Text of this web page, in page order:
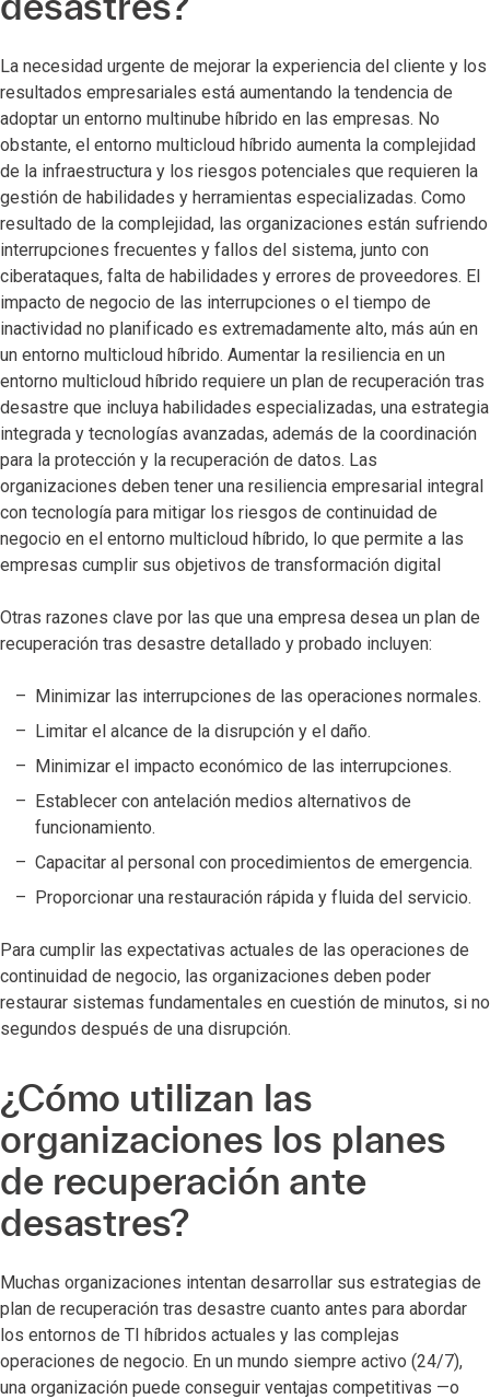
La necesidad urgente de mejorar la experiencia del cliente y los
resultados empresariales está aumentando la tendencia de
adoptar un entorno multinube híbrido en las empresas. No
obstante, el entorno multicloud híbrido aumenta la complejidad
de la infraestructura y los riesgos potenciales que requieren la
gestión de habilidades y herramientas especializadas. Como
resultado de la complejidad, las organizaciones están sufriendo
interrupciones frecuentes y fallos del sistema, junto con
ciberataques, falta de habilidades y errores de proveedores. El
impacto de negocio de las interrupciones o el tiempo de
inactividad no planificado es extremadamente alto, más aún en
un entorno multicloud híbrido. Aumentar la resiliencia en un
entorno multicloud híbrido requiere un plan de recuperación tras
desastre que incluya habilidades especializadas, una estrategia
integrada y tecnologías avanzadas, además de la coordinación
para la protección y la recuperación de datos. Las
organizaciones deben tener una resiliencia empresarial integral
con tecnología para mitigar los riesgos de continuidad de
negocio en el entorno multicloud híbrido, lo que permite a las
empresas cumplir sus objetivos de transformación digital
Otras razones clave por las que una empresa desea un plan de
recuperación tras desastre detallado y probado incluyen:
Minimizar las interrupciones de las operaciones normales.
Limitar el alcance de la disrupción y el daño.
Minimizar el impacto económico de las interrupciones.
Establecer con antelación medios alternativos de
funcionamiento.
Capacitar al personal con procedimientos de emergencia.
Proporcionar una restauración rápida y fluida del servicio.
Para cumplir las expectativas actuales de las operaciones de
continuidad de negocio, las organizaciones deben poder
restaurar sistemas fundamentales en cuestión de minutos, si no
segundos después de una disrupción.
¿Cómo utilizan las
organizaciones los planes
de recuperación ante
desastres?
Muchas organizaciones intentan desarrollar sus estrategias de
plan de recuperación tras desastre cuanto antes para abordar
los entornos de TI híbridos actuales y las complejas
operaciones de negocio. En un mundo siempre activo (24/7),
una organización puede conseguir ventajas competitivas —o